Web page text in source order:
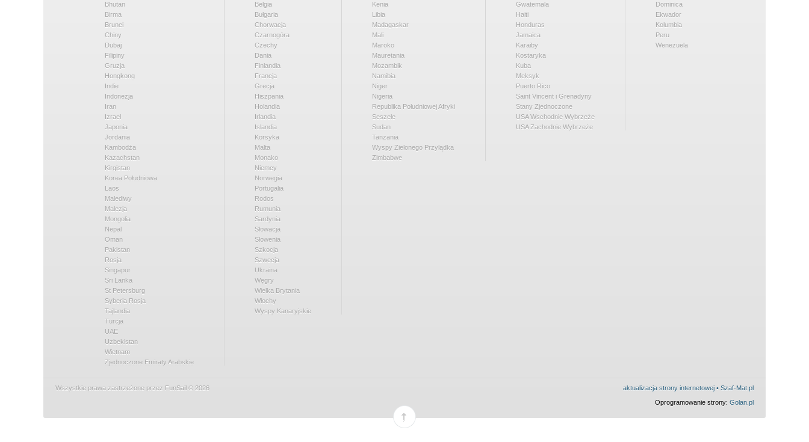
Bhutan
Birma
Brunei
Chiny
Dubaj
Filipiny
Gruzja
Hongkong
Indie
Indonezja
Iran
Izrael
Japonia
Jordania
Kambodża
Kazachstan
Kirgistan
Korea Południowa
Laos
Malediwy
Malezja
Mongolia
Nepal
Oman
Pakistan
Rosja
Singapur
Sri Lanka
St Petersburg
Syberia Rosja
Tajlandia
Turcja
UAE
Uzbekistan
Wietnam
Zjednoczone Emiraty Arabskie
Belgia
Bułgaria
Chorwacja
Czarnogóra
Czechy
Dania
Finlandia
Francja
Grecja
Hiszpania
Holandia
Irlandia
Islandia
Korsyka
Malta
Monako
Niemcy
Norwegia
Portugalia
Rodos
Rumunia
Sardynia
Słowacja
Słowenia
Szkocja
Szwecja
Ukraina
Węgry
Wielka Brytania
Włochy
Wyspy Kanaryjskie
Kenia
Libia
Madagaskar
Mali
Maroko
Mauretania
Mozambik
Namibia
Niger
Nigeria
Republika Południowej Afryki
Seszele
Sudan
Tanzania
Wyspy Zielonego Przylądka
Zimbabwe
Gwatemala
Haiti
Honduras
Jamaica
Karaiby
Kostaryka
Kuba
Meksyk
Puerto Rico
Saint Vincent i Grenadyny
Stany Zjednoczone
USA Wschodnie Wybrzeże
USA Zachodnie Wybrzeże
Dominica
Ekwador
Kolumbia
Peru
Wenezuela
Wszystkie prawa zastrzeżone przez FunSail © 2026
aktualizacja strony internetowej • Szaf-Mat.pl
Oprogramowanie strony: Golan.pl